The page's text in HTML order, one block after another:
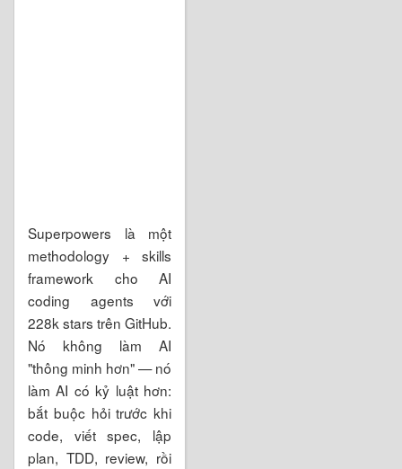
Superpowers là một
methodology + skills
framework cho AI
coding agents với
228k stars trên GitHub.
Nó không làm AI
"thông minh hơn" — nó
làm AI có kỷ luật hơn:
bắt buộc hỏi trước khi
code, viết spec, lập
plan, TDD, review, rồi